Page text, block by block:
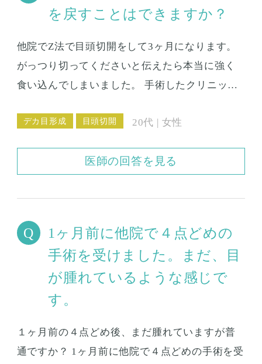
を戻すことはできますか？
他院でZ法で目頭切開をして3ヶ月になります。
がっつり切ってくださいと伝えたら本当に強く
食い込んでしまいました。 手術したクリニック
とのこと。 確かに最初の1ヶ月の時よりは、ゆる
ると目と目の間の距離が近すぎる感じもします
いに切りすぎてしまった目頭切開は簡単に戻せ
るのでしょうか。 手術をするとしたら、すぐに
やっても良いのかということと、ダウンタイム
が長くなるのかということも気になります。 な
んだか、最近鏡を見るのもいやで、落ち込みま
すし、やりすぎてしまったことを本当に後悔し
りすぎじゃないのと言われ続けていますし、な
んとか、元の目頭に戻らないかと悩んでいま
デカ目形成 目頭切開 20代 | 女性
医師の回答を見る
1ヶ月前に他院で４点どめの
手術を受けました。まだ、目
が腫れているような感じで
す。
１ヶ月前の４点どめ後、まだ腫れていますが普
通ですか？ 1ヶ月前に他院で４点どめの手術を受